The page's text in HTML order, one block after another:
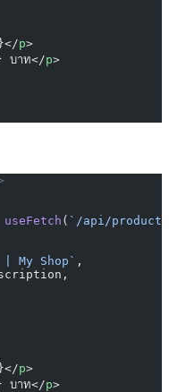
p>
บาท</p>
useFetch ( `/api/
My Shop` ,
p>
บาท</p>